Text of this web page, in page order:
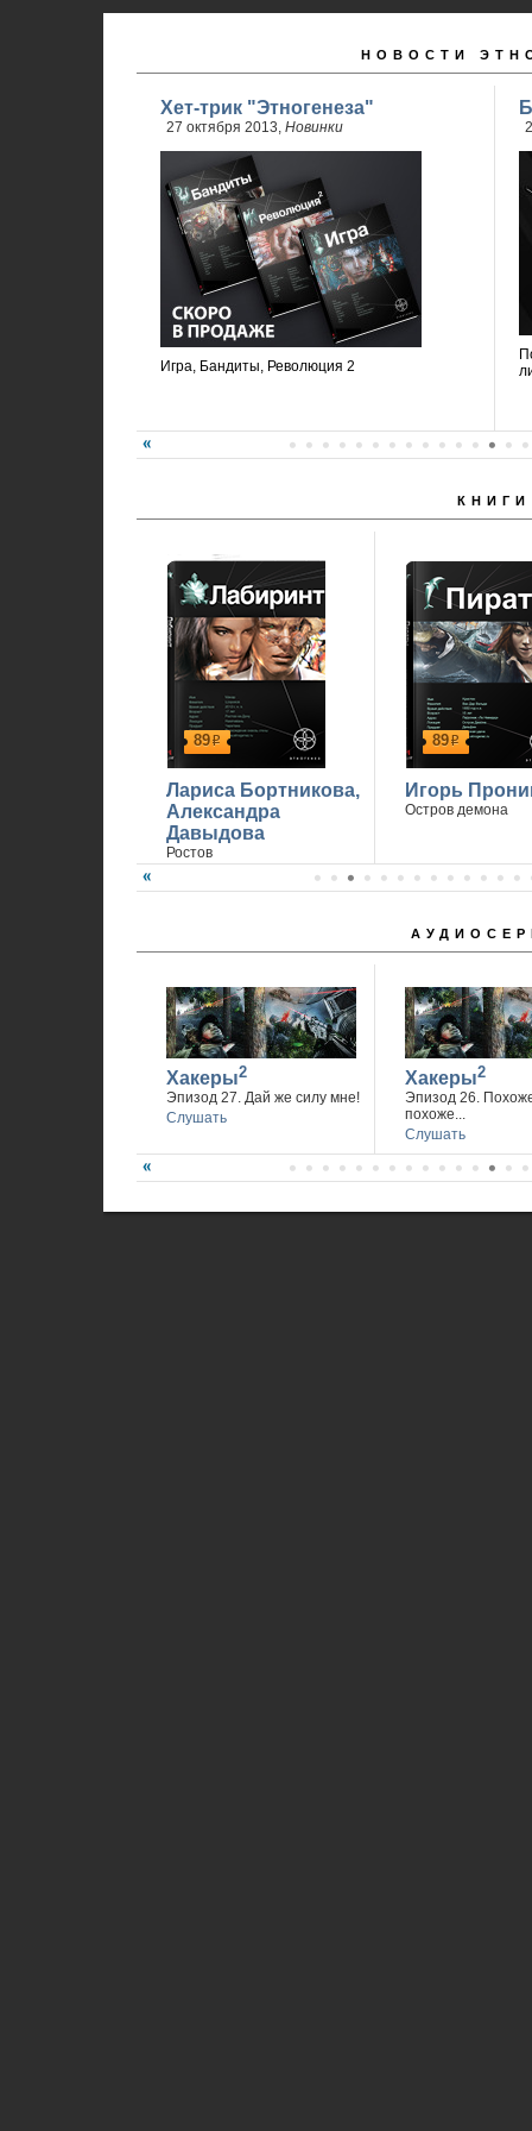
НОВОСТИ
Хет-трик "Этногенеза"
27 октября 2013, Новинки
Игра, Бандиты, Революция 2
КНИГИ
89р
Лариса Бортникова,
Александра
Давыдова
Ростов
89р
Игорь
Остров демона
Хакеры2
Эпизод 27. Дай же силу мне!
Слушать
Хакеры2
Эпизод 26.
похоже...
Слушать